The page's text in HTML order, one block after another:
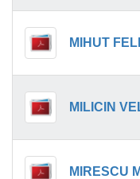
MIHUT
MILICIN
MIRESCU